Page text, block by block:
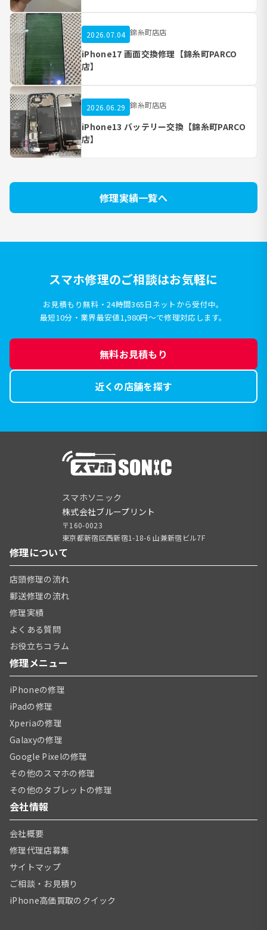
2026.07.04 錦糸町店店
iPhone17 画面交換修理【錦糸町PARCO
店】
2026.06.29 錦糸町店店
iPhone13 バッテリー交換【錦糸町PARCO
店】
修理実績一覧へ
スマホ修理のご相談はお気軽に
お見積もり無料・24時間365日ネットから受付中。
最短10分・業界最安値1,980円〜で修理対応します。
無料お見積もり
近くの店舗を探す
スマホソニック
株式会社ブループリント
〒160-0023
東京都新宿区西新宿1-18-6 山兼新宿ビル7F
修理について
店頭修理の流れ
郵送修理の流れ
修理実績
よくある質問
お役立ちコラム
修理メニュー
iPhoneの修理
iPadの修理
Xperiaの修理
Galaxyの修理
Google Pixelの修理
その他のスマホの修理
その他のタブレットの修理
会社情報
会社概要
修理代理店募集
サイトマップ
ご相談・お見積り
iPhone高価買取のクイック